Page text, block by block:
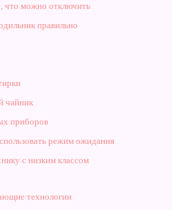
что можно отключить
правильно
чайник
приборов
режим ожидания
с низким классом
технологии